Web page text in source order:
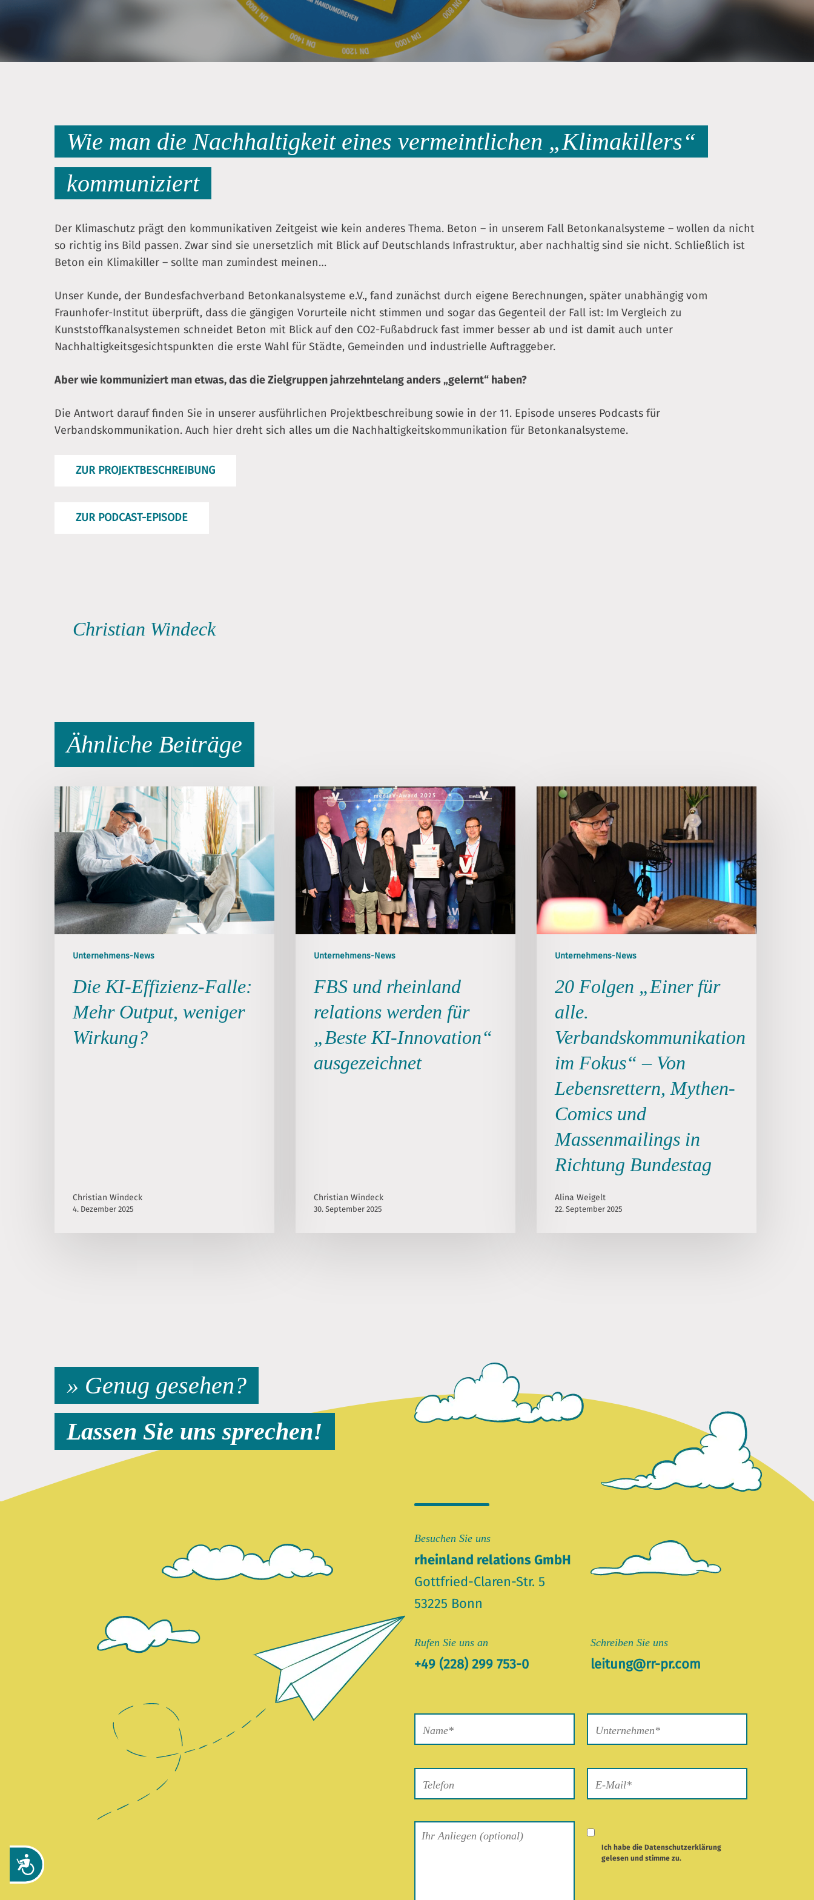
Zug&auml;nglichkeit
Zugänglichkeitsmenü
Wie man die Nachhaltigkeit eines vermeintlichen „Klimakillers“
kommuniziert
Der Klimaschutz prägt den kommunikativen Zeitgeist wie kein anderes Thema. Beton – in unserem Fall Betonkanalsysteme – wollen da nicht
so richtig ins Bild passen. Zwar sind sie unersetzlich mit Blick auf Deutschlands Infrastruktur, aber nachhaltig sind sie nicht. Schließlich ist
Beton ein Klimakiller – sollte man zumindest meinen…
Unser Kunde, der Bundesfachverband Betonkanalsysteme e.V., fand zunächst durch eigene Berechnungen, später unabhängig vom
Fraunhofer-Institut überprüft, dass die gängigen Vorurteile nicht stimmen und sogar das Gegenteil der Fall ist: Im Vergleich zu
Kunststoffkanalsystemen schneidet Beton mit Blick auf den CO2-Fußabdruck fast immer besser ab und ist damit auch unter
Nachhaltigkeitsgesichtspunkten die erste Wahl für Städte, Gemeinden und industrielle Auftraggeber.
Aber wie kommuniziert man etwas, das die Zielgruppen jahrzehntelang anders „gelernt“ haben?
Die Antwort darauf finden Sie in unserer ausführlichen Projektbeschreibung sowie in der 11. Episode unseres Podcasts für
Verbandskommunikation. Auch hier dreht sich alles um die Nachhaltigkeitskommunikation für Betonkanalsysteme.
ZUR PROJEKTBESCHREIBUNG
ZUR PODCAST-EPISODE
Christian Windeck
Ähnliche Beiträge
Unternehmens-News
Die KI-Effizienz-Falle:
Mehr Output, weniger
Wirkung?
Christian Windeck
4. Dezember 2025
Unternehmens-News
FBS und rheinland
relations werden für
„Beste KI-Innovation“
ausgezeichnet
Christian Windeck
30. September 2025
Unternehmens-News
20 Folgen „Einer für
alle.
Verbandskommunikation
im Fokus“ – Von
Lebensrettern, Mythen-
Comics und
Massenmailings in
Richtung Bundestag
Alina Weigelt
22. September 2025
» Genug gesehen?
Lassen Sie uns sprechen!
Besuchen Sie uns
rheinland relations GmbH
Gottfried-Claren-Str. 5
53225 Bonn
Rufen Sie uns an
+49 (228) 299 753-0
Schreiben Sie uns
leitung@rr-pr.com
lasse
dieses
Feld
leer.
Ich habe die Datenschutzerklärung
gelesen und stimme zu.